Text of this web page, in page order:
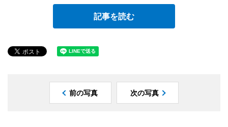
記事を読む
前の写真 次の写真